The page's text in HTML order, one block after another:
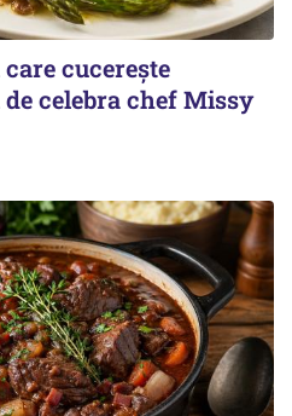
cucerește
celebra chef Missy